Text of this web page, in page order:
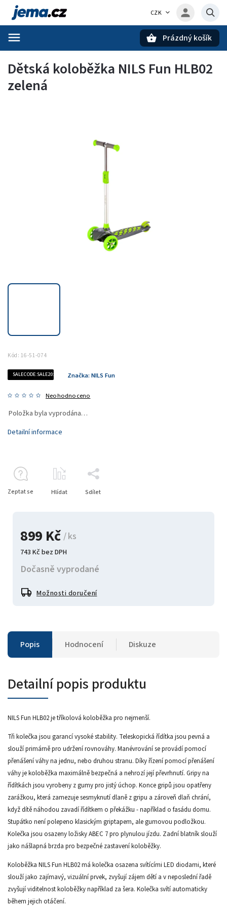
CZK
Prázdný košík
Dětská koloběžka NILS Fun HLB02
zelená
Kód: 16-51-074
SALECODE:SALE20:20:%
Neohodnoceno
Značka: NILS Fun
899 Kč / ks
743 Kč bez DPH
Dočasně vyprodané
Možnosti doručení
Položka byla vyprodána…
Detailní informace
Zeptat se Hlídat Sdílet
Popis Hodnocení Diskuze
Detailní popis produktu
NILS Fun HLB02 je tříkolová koloběžka pro nejmenší.
Tři kolečka jsou garancí vysoké stability. Teleskopická řídítka jsou pevná a
slouží primárně pro udržení rovnováhy. Manévrování se provádí pomocí
přenášení váhy na jednu, nebo druhou stranu. Díky řízení pomocí přenášení
váhy je koloběžka maximálně bezpečná a nehrozí její převrhnutí. Gripy na
řídítkách jsou vyrobeny z gumy pro jistý úchop. Konce gripů jsou opatřeny
zarážkou, která zamezuje sesmyknutí dlaně z gripu a zároveň dlaň chrání,
když dítě náhodou zavadí řídítkem o překážku - například o fasádu domu.
Stupátko není polepeno klasickým griptapem, ale gumovou podložkou.
Kolečka jsou osazeny ložisky ABEC 7 pro plynulou jízdu. Zadní blatník slouží
jako nášlapná brzda pro bezpečné zastavení koloběžky.
Koloběžka NILS Fun HLB02 má kolečka osazena svítícími LED diodami, které
slouží jako zajímavý, vizuální prvek, zvyšují zájem dětí a v neposlední řadě
zvyšují viditelnost koloběžky například za šera. Kolečka svítí automaticky
během jejich otáčení.